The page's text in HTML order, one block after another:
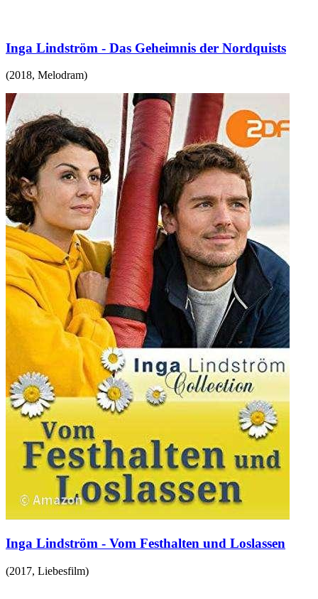
Inga Lindström - Das Geheimnis der Nordquists
(2018, Melodram)
Inga Lindström - Vom Festhalten und Loslassen
(2017, Liebesfilm)